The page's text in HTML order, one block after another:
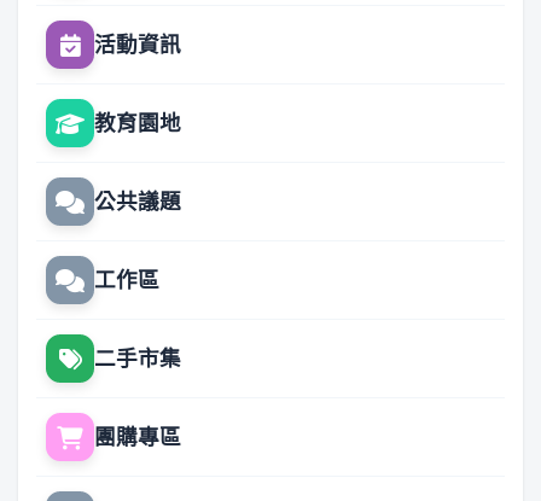
活動資訊
教育園地
公共議題
工作區
二手市集
團購專區